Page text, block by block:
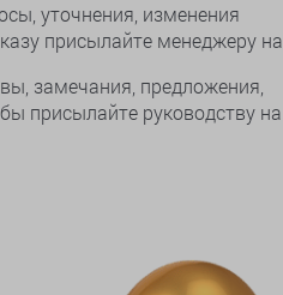
уточнения, изменения
присылайте менеджеру на
замечания, предложения,
присылайте руководству на